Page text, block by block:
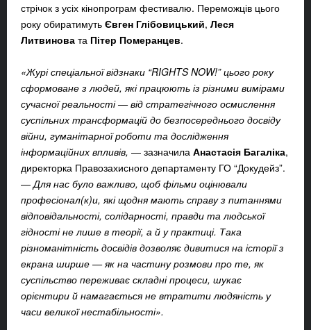
стрічок з усіх кінопрограм фестивалю. Переможців цього
року обиратимуть Євген Глібовицький, Леся
Литвинова та Пітер Померанцев.
«Журі спеціальної відзнаки “RIGHTS NOW!” цього року
сформоване з людей, які працюють із різними вимірами
сучасної реальності — від стратегічного осмислення
суспільних трансформацій до безпосереднього досвіду
війни, гуманітарної роботи та дослідження
інформаційних впливів, — зазначила Анастасія Багаліка,
директорка Правозахисного департаменту ГО “Докудейз”.
—Для нас було важливо, щоб фільми оцінювали
професіонал(к)и, які щодня мають справу з питаннями
відповідальності, солідарності, правди та людської
гідності не лише в теорії, а й у практиці. Така
різноманітність досвідів дозволяє дивитися на історії з
екрана ширше — як на частину розмови про те, як
суспільство переживає складні процеси, шукає
орієнтири й намагається не втратити людяність у
часи великої нестабільності».